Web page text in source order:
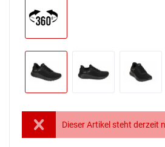
Dieser Artikel steht derzeit